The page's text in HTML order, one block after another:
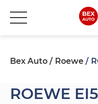
Bex Auto Roewe
ROEWE